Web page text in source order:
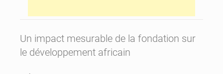
Un impact mesurable de la fondation sur
le développement africain